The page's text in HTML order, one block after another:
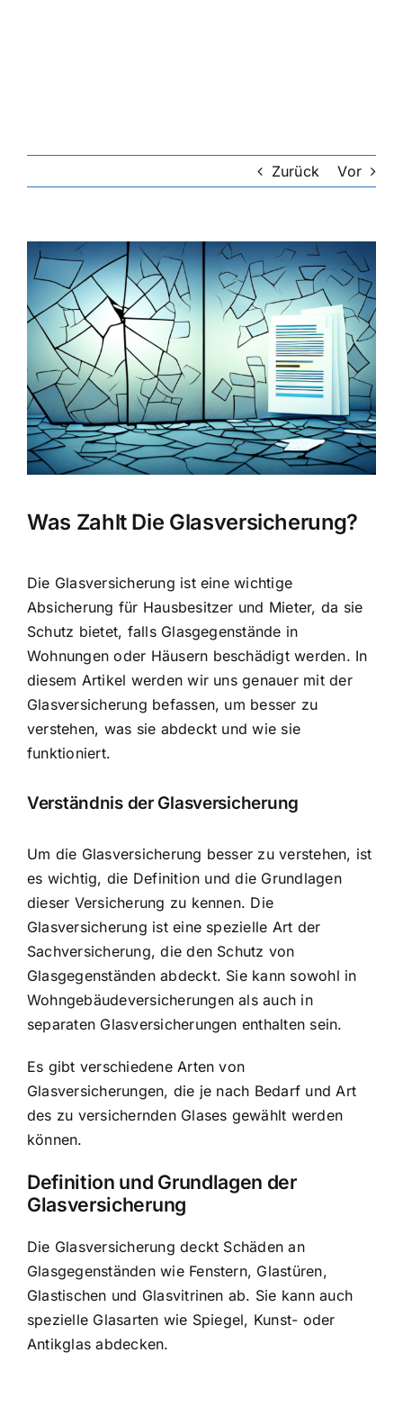
Lebensversicherung
Hundekrankenversicherung
Hausratversicherung
Berufsunfähigkeitsversicherung
Weitere Tarifvergleiche
Hilfe und Kontakt
Zurück Vor
Zeige
grösseres
Bild
Was Zahlt Die Glasversicherung?
Die Glasversicherung ist eine wichtige
Absicherung für Hausbesitzer und Mieter, da sie
Schutz bietet, falls Glasgegenstände in
Wohnungen oder Häusern beschädigt werden. In
diesem Artikel werden wir uns genauer mit der
Glasversicherung befassen, um besser zu
verstehen, was sie abdeckt und wie sie
funktioniert.
Verständnis der Glasversicherung
Um die Glasversicherung besser zu verstehen, ist
es wichtig, die Definition und die Grundlagen
dieser Versicherung zu kennen. Die
Glasversicherung ist eine spezielle Art der
Sachversicherung, die den Schutz von
Glasgegenständen abdeckt. Sie kann sowohl in
Wohngebäudeversicherungen als auch in
separaten Glasversicherungen enthalten sein.
Es gibt verschiedene Arten von
Glasversicherungen, die je nach Bedarf und Art
des zu versichernden Glases gewählt werden
können.
Definition und Grundlagen der
Glasversicherung
Die Glasversicherung deckt Schäden an
Glasgegenständen wie Fenstern, Glastüren,
Glastischen und Glasvitrinen ab. Sie kann auch
spezielle Glasarten wie Spiegel, Kunst- oder
Antikglas abdecken.